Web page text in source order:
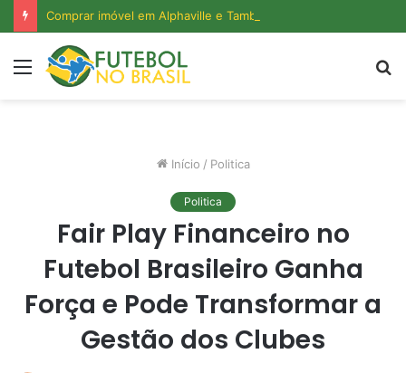
Menu
Início / Politica
Politica
Fair Play Financeiro no
Futebol Brasileiro Ganha
Força e Pode Transformar a
Gestão dos Clubes